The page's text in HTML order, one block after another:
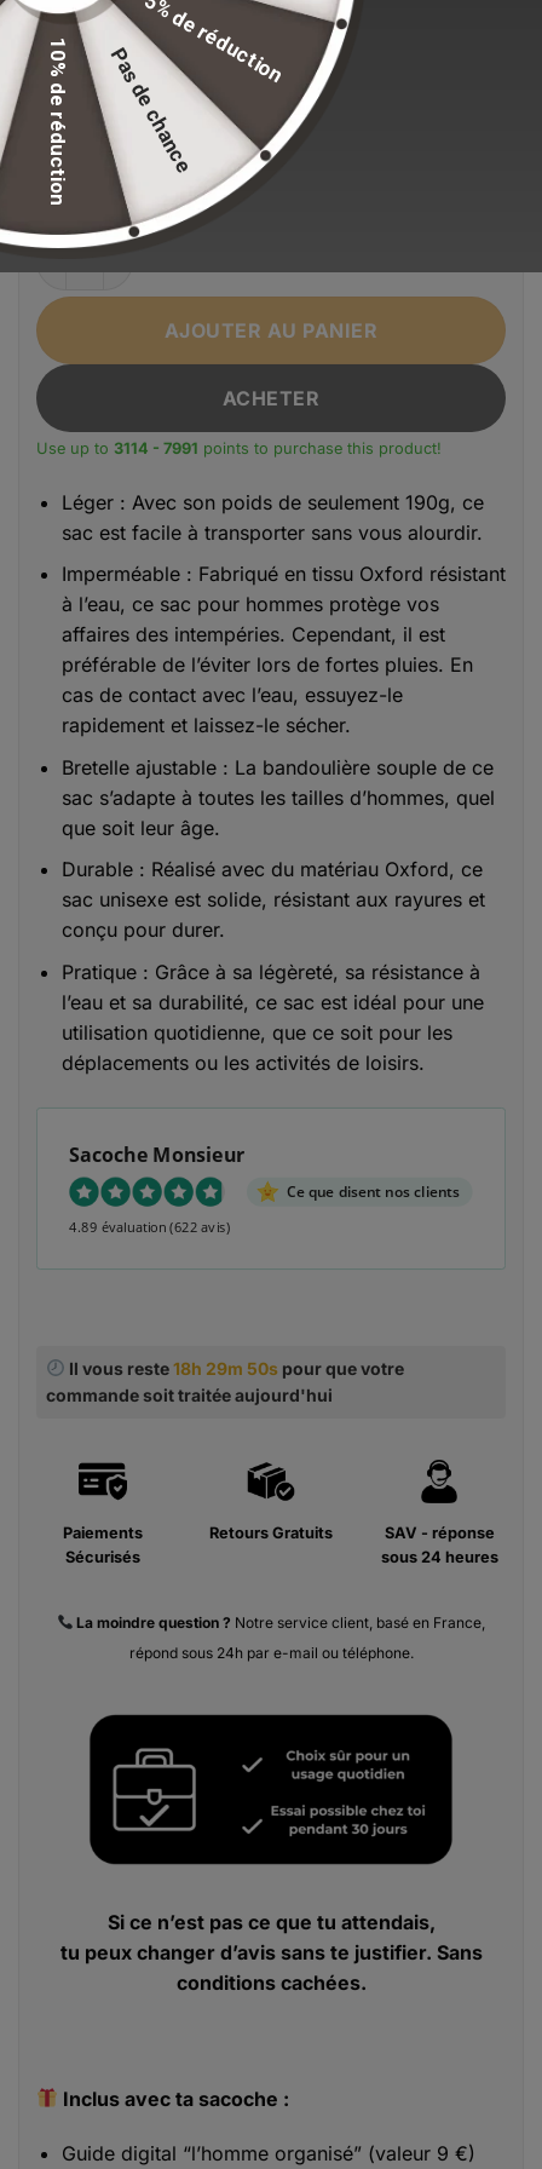
Couleur
Gris Luxe Grise Noir
Standard
EFFACER LA SÉLECTION
quantité de Sacoche Bandoulière Homme HcanKcan
AJOUTER AU PANIER
ACHETER
Use up to 3114 - 7991 points to purchase this product!
Alternative:
Léger : Avec son poids de seulement 190g, ce
sac est facile à transporter sans vous alourdir.
Imperméable : Fabriqué en tissu Oxford résistant
à l’eau, ce sac pour hommes protège vos
affaires des intempéries. Cependant, il est
préférable de l’éviter lors de fortes pluies. En
cas de contact avec l’eau, essuyez-le
rapidement et laissez-le sécher.
Bretelle ajustable : La bandoulière souple de ce
sac s’adapte à toutes les tailles d’hommes, quel
que soit leur âge.
Durable : Réalisé avec du matériau Oxford, ce
sac unisexe est solide, résistant aux rayures et
conçu pour durer.
Pratique : Grâce à sa légèreté, sa résistance à
l’eau et sa durabilité, ce sac est idéal pour une
utilisation quotidienne, que ce soit pour les
déplacements ou les activités de loisirs.
Sacoche Monsieur
Ce que disent nos clients
4.89 évaluation (622 avis)
Il vous reste18h 29m 49spour que votre
commande soit traitée aujourd'hui
Paiements
Sécurisés
Retours Gratuits
SAV - réponse
sous 24 heures
La moindre question ? Notre service client, basé en France,
répond sous 24h par e-mail ou téléphone.
Si ce n’est pas ce que tu attendais,
tu peux changer d’avis sans te justifier. Sans
conditions cachées.
Inclus avec ta sacoche :
Guide digital “l’homme organisé” (valeur 9 €)
5% de réduction
Pas de chance
10% de réduction